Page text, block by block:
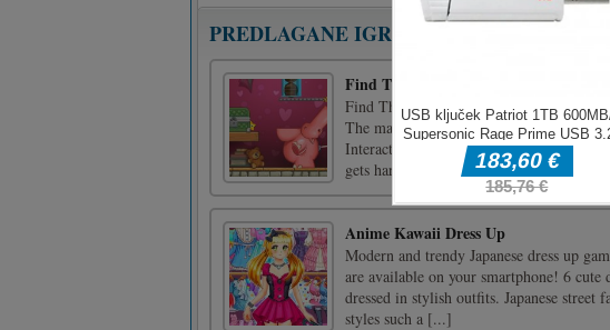
PREDLAGANE IGRE
Find The Candy Kids Room
Find The Candy Kids is a fun searching
The main goal of this game is to find all
Interact with objects and little friendly
gets harde [...]
Anime Kawaii Dress Up
Modern and trendy Japanese dress up
are available on your smartphone! 6
dressed in stylish outfits. Japanese
styles such a [...]